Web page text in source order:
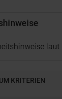
laut
KRITERIEN